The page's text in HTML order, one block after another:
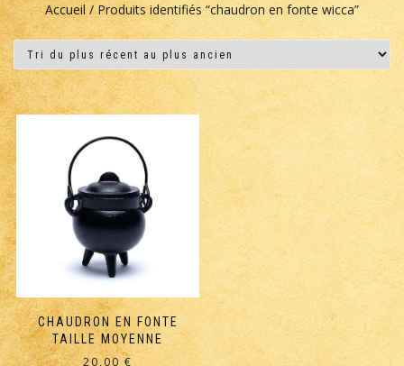
Accueil/ Produits identifiés “chaudron en fonte wicca”
CHAUDRON EN FONTE
TAILLE MOYENNE
20,00€